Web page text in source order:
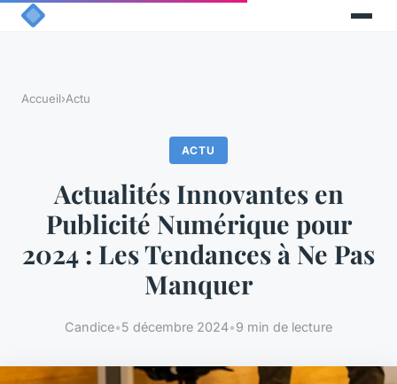
Accueil›Actu
ACTU
Actualités Innovantes en
Publicité Numérique pour
2024 : Les Tendances à Ne Pas
Manquer
Candice•5 décembre 2024•9 min de lecture